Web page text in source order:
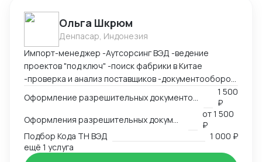
Ольга Шкрюм
Денпасар, Индонезия
Импорт-менеджер -Аутсорсинг ВЭД -ведение
проектов "под ключ" -поиск фабрики в Китае
-проверка и анализ поставщиков -документооборот
-оформление сертификации на товар: СГР, ДС, СС,
РУ, Нотификация -деловая переписка -продажи
-пользование Инкотермс -общение с фабриками (на
китайском языке) -кастомизация продукта -работа с
OEM \ ODM фабриками - доставка и растаможка
1 500
₽
от1 500
₽
Подбор Кода ТН ВЭД
1 000 ₽
ещё 1 услуга